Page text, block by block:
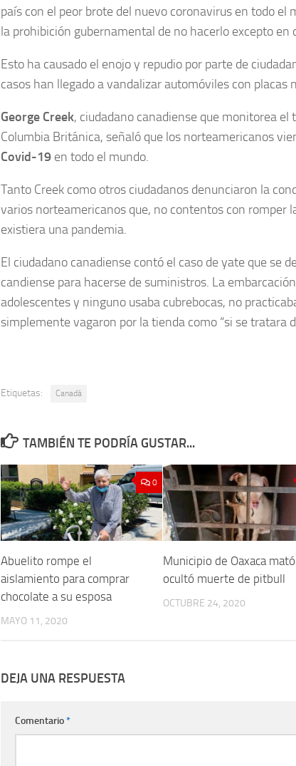
país con el peor brote del nuevo coronavirus en todo el
la prohibición gubernamental de no hacerlo excepto en
Esto ha causado el enojo y repudio por parte de
casos han llegado a vandalizar automóviles con placas
George Creek, ciudadano canadiense que monitorea el
Columbia Británica, señaló que los norteamericanos
Covid-19 en todo el mundo.
Tanto Creek como otros ciudadanos denunciaron la
varios norteamericanos que, no contentos con romper
existiera una pandemia.
El ciudadano canadiense contó el caso de yate que se
candiense para hacerse de suministros. La
adolescentes y ninguno usaba cubrebocas, no
simplemente vagaron por la tienda como “si se tratara
Etiquetas: Canadá
TAMBIÉN TE PODRÍA GUSTAR...
0
Abuelito rompe el
aislamiento para comprar
chocolate a su esposa
MAYO 11, 2020
Municipio de Oaxaca
ocultó muerte de pitbull
OCTUBRE 24, 2020
DEJA UNA RESPUESTA
Comentario*